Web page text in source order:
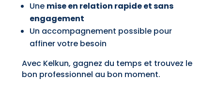
Une mise en relation rapide et sans
engagement
Un accompagnement possible pour
affiner votre besoin
Avec Kelkun, gagnez du temps et trouvez le
bon professionnel au bon moment.